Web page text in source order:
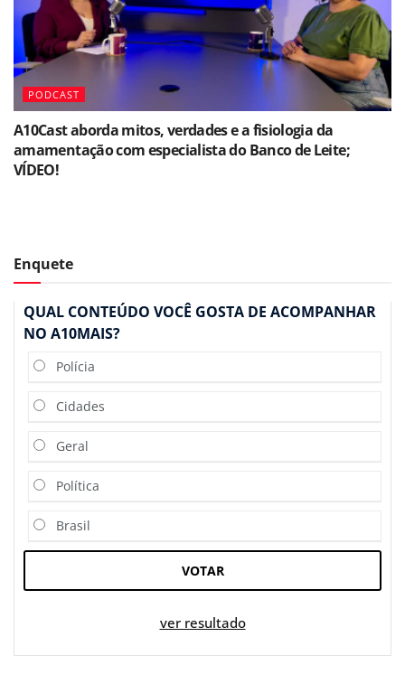
PODCAST
A10Cast aborda mitos, verdades e a fisiologia da
amamentação com especialista do Banco de Leite;
VÍDEO!
Enquete
QUAL CONTEÚDO VOCÊ GOSTA DE ACOMPANHAR
NO A10MAIS?
Polícia
Cidades
Geral
Política
Brasil
VOTAR
ver resultado